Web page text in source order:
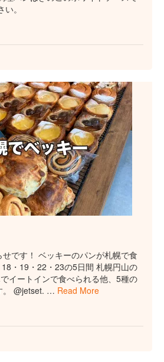
。
です！ ベッキーのパンが札幌で食
・19・22・23の5日間 札幌円山の
イートインで食べられる他、5種の
。 @jetset. … Read More